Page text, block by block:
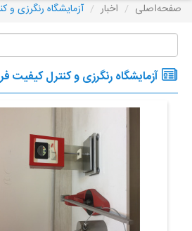
صفحه‌اصلی
اخبار آزمایشگاه رنگرزی
آزمایشگاه رنگرزی و کنترل کیفیت